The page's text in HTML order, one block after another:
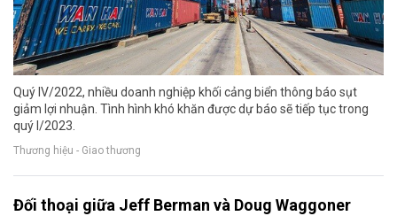
Quý IV/2022, nhiều doanh nghiệp khối cảng biển thông báo sụt
giảm lợi nhuận. Tình hình khó khăn được dự báo sẽ tiếp tục trong
quý I/2023.
Thương hiệu - Giao thương
Đối thoại giữa Jeff Berman và Doug Waggoner